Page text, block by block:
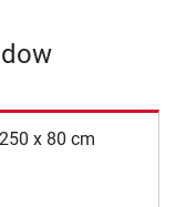
x 80 cm